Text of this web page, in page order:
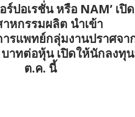
ปอเรชั่น หรือ NAM’ เ
หกรรมผลิต นำเข้า
รแพทย์กลุ่มงานปราศจา
าทต่อหุ้น เปิดให้นักลงทุ
ต.ค. นี้